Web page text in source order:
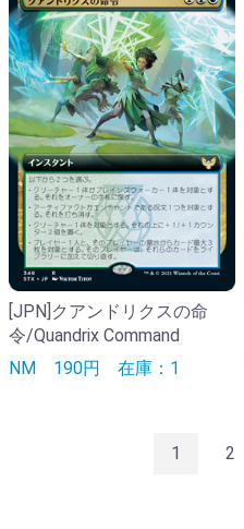
[JPN]クアンドリクスの命
令/Quandrix Command
NM 190円 在庫：1
1 2